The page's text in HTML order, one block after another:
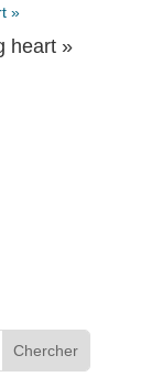
heart »